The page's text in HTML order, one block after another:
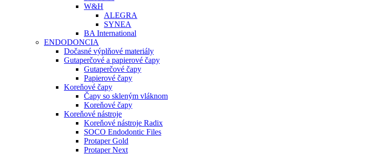
W&H
ALEGRA
SYNEA
BA International
ENDODONCIA
Dočasné výplňové materiály
Gutaperčové a papierové čapy
Gutaperčové čapy
Papierové čapy
Koreňové čapy
Čapy so skleným vláknom
Koreňové čapy
Koreňové nástroje
Koreňové nástroje Radix
SOCO Endodontic Files
Protaper Gold
Protaper Next